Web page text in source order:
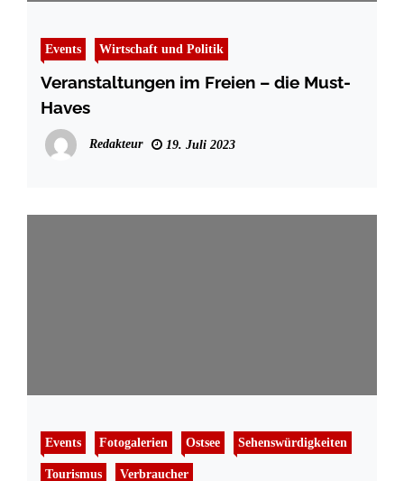
Events Wirtschaft und Politik
Veranstaltungen im Freien – die Must-
Haves
Redakteur 19. Juli 2023
Events Fotogalerien Ostsee Sehenswürdigkeiten
Tourismus Verbraucher